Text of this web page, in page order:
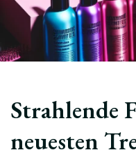
Strahlende
neuesten